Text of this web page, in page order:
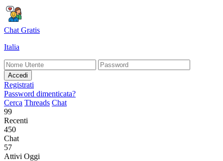
Chat Gratis
Italia
Accedi
Registrati
Password dimenticata?
Cerca Threads Chat
99
Recenti
450
Chat
57
Attivi Oggi